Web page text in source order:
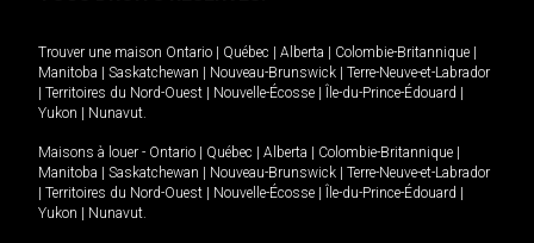
Trouver une maison Ontario Québec Alberta Colombie-Britannique
Manitoba
Saskatchewan Nouveau-Brunswick
Terre-Neuve-et-Labrador
Territoires du Nord-Ouest Nouvelle-Écosse Île-du-Prince-Édouard
Yukon
Nunavut.
Maisons à louer - Ontario Québec Alberta Colombie-Britannique
Manitoba
Saskatchewan Nouveau-Brunswick
Terre-Neuve-et-Labrador
Territoires du Nord-Ouest Nouvelle-Écosse Île-du-Prince-Édouard
Yukon
Nunavut.